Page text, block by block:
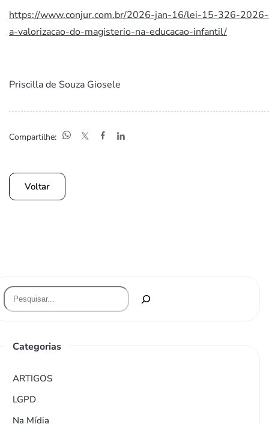
https://www.conjur.com.br/2026-jan-16/lei-15-326-
a-valorizacao-do-magisterio-na-educacao-infantil/
Priscilla de Souza Giosele
Compartilhe:
Voltar
Categorias
ARTIGOS
LGPD
Na Mídia